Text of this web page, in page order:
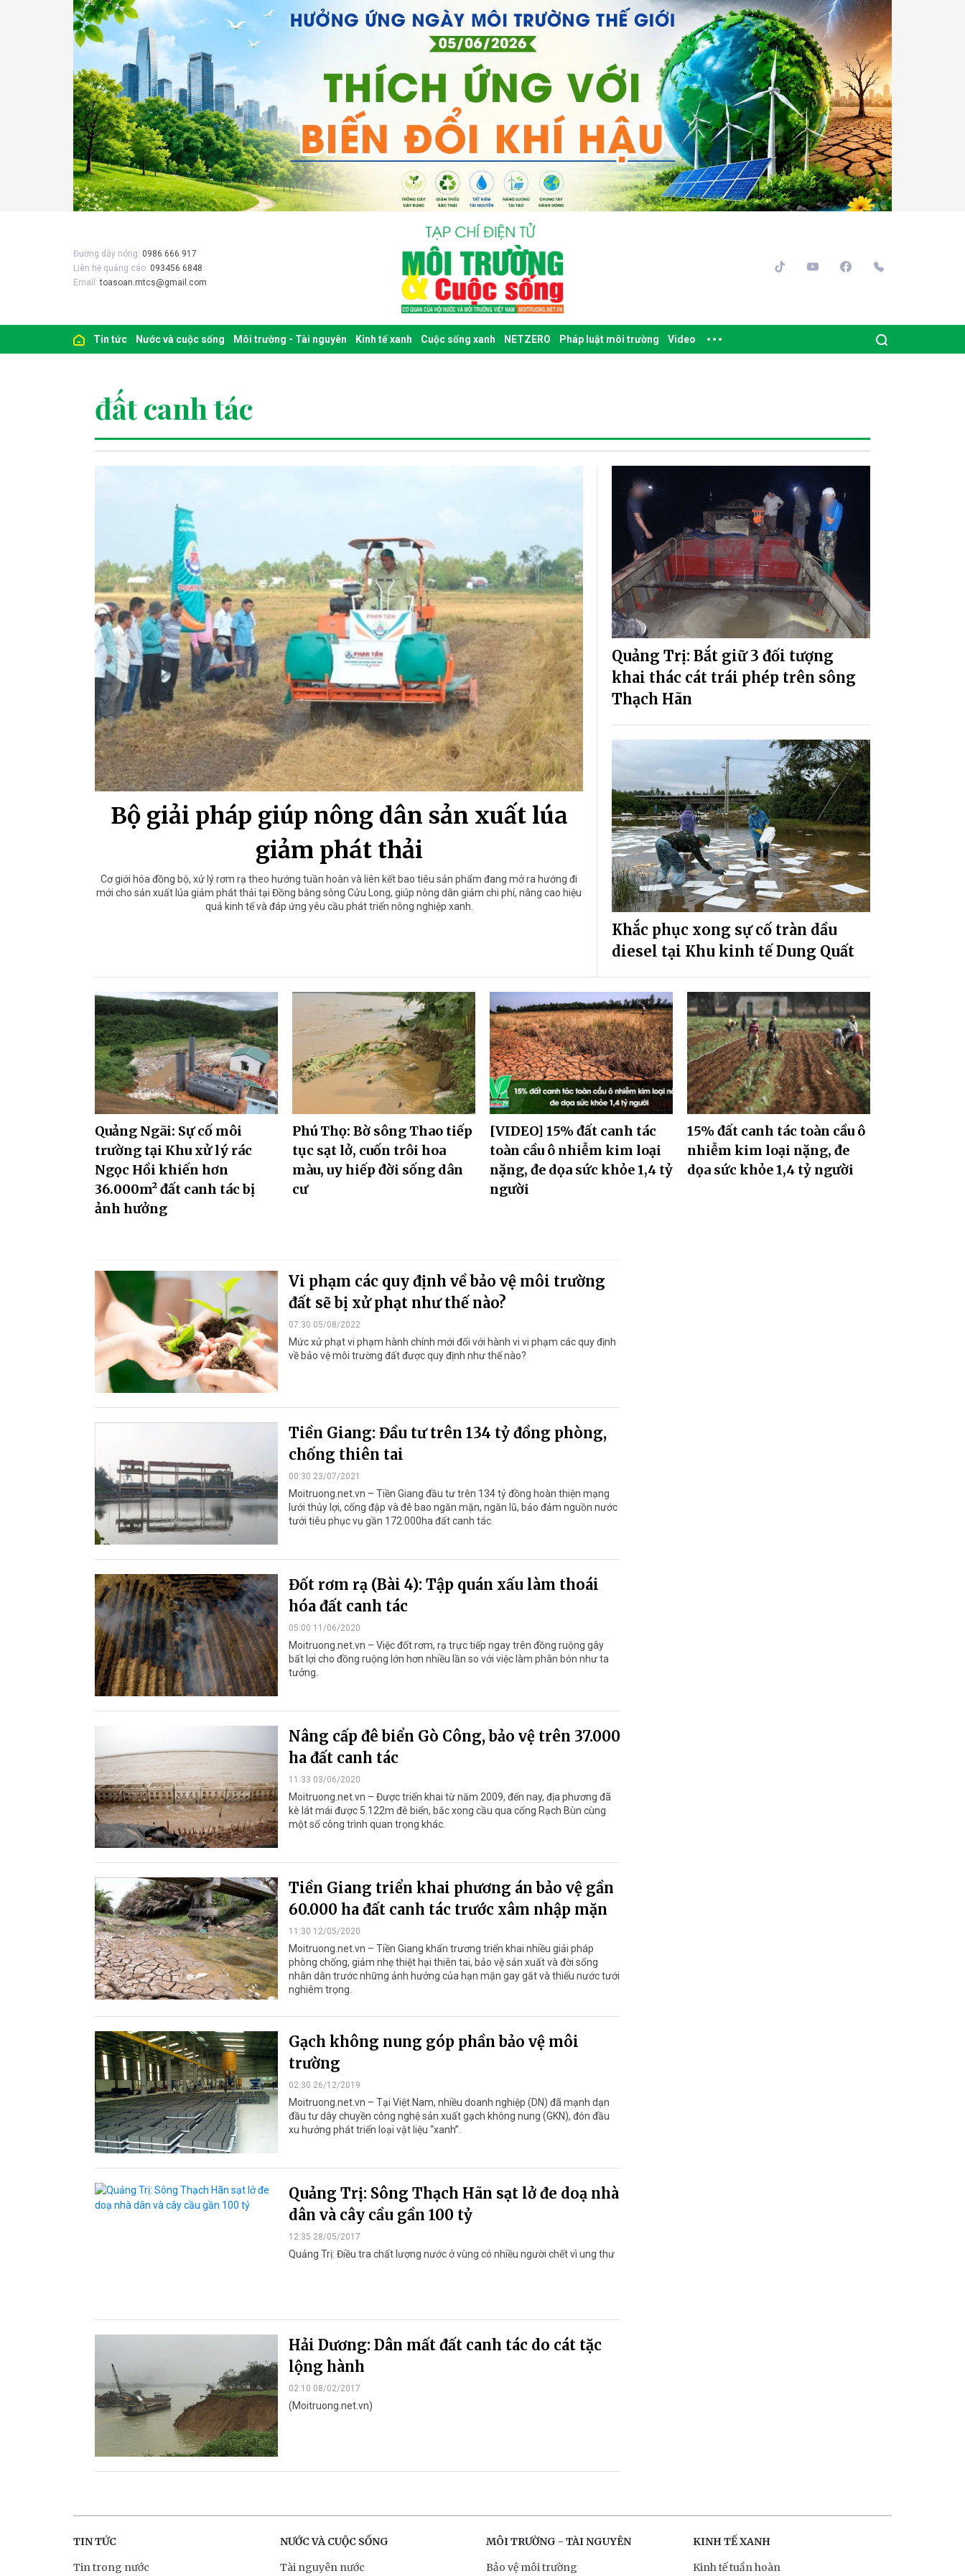
Đường dây nóng: 0986 666 917
Liên hệ quảng cáo: 093456 6848
Email:toasoan.mtcs@gmail.com
Tin tức Nước và cuộc sống Môi trường - Tài nguyên Kinh tế xanh Cuộc sống xanh NETZERO Pháp luật môi trường Video
đất canh tác
Bộ giải pháp giúp nông dân sản xuất lúa
giảm phát thải
Cơ giới hóa đồng bộ, xử lý rơm rạ theo hướng tuần hoàn và liên kết bao tiêu sản phẩm đang mở ra hướng đi
mới cho sản xuất lúa giảm phát thải tại Đồng bằng sông Cửu Long, giúp nông dân giảm chi phí, nâng cao hiệu
quả kinh tế và đáp ứng yêu cầu phát triển nông nghiệp xanh.
Quảng Trị: Bắt giữ 3 đối tượng
khai thác cát trái phép trên sông
Thạch Hãn
Khắc phục xong sự cố tràn dầu
diesel tại Khu kinh tế Dung Quất
Quảng Ngãi: Sự cố môi
trường tại Khu xử lý rác
Ngọc Hồi khiến hơn
36.000m² đất canh tác bị
ảnh hưởng
Phú Thọ: Bờ sông Thao tiếp
tục sạt lở, cuốn trôi hoa
màu, uy hiếp đời sống dân
cư
[VIDEO] 15% đất canh tác
toàn cầu ô nhiễm kim loại
nặng, đe dọa sức khỏe 1,4 tỷ
người
15% đất canh tác toàn cầu ô
nhiễm kim loại nặng, đe
dọa sức khỏe 1,4 tỷ người
Vi phạm các quy định về bảo vệ môi trường
đất sẽ bị xử phạt như thế nào?
07:30 05/08/2022
Mức xử phạt vi phạm hành chính mới đối với hành vi vi phạm các quy định
về bảo vệ môi trường đất được quy định như thế nào?
Tiền Giang: Đầu tư trên 134 tỷ đồng phòng,
chống thiên tai
00:30 23/07/2021
Moitruong.net.vn – Tiền Giang đầu tư trên 134 tỷ đồng hoàn thiện mạng
lưới thủy lợi, cống đập và đê bao ngăn mặn, ngăn lũ, bảo đảm nguồn nước
tưới tiêu phục vụ gần 172.000ha đất canh tác.
Đốt rơm rạ (Bài 4): Tập quán xấu làm thoái
hóa đất canh tác
05:00 11/06/2020
Moitruong.net.vn – Việc đốt rơm, rạ trực tiếp ngay trên đồng ruộng gây
bất lợi cho đồng ruộng lớn hơn nhiều lần so với việc làm phân bón như ta
tưởng.
Nâng cấp đê biển Gò Công, bảo vệ trên 37.000
ha đất canh tác
11:33 03/06/2020
Moitruong.net.vn – Được triển khai từ năm 2009, đến nay, địa phương đã
kè lát mái được 5.122m đê biển, bắc xong cầu qua cống Rạch Bùn cùng
một số công trình quan trọng khác.
Tiền Giang triển khai phương án bảo vệ gần
60.000 ha đất canh tác trước xâm nhập mặn
11:30 12/05/2020
Moitruong.net.vn – Tiền Giang khẩn trương triển khai nhiều giải pháp
phòng chống, giảm nhẹ thiệt hại thiên tai, bảo vệ sản xuất và đời sống
nhân dân trước những ảnh hưởng của hạn mặn gay gắt và thiếu nước tưới
nghiêm trọng.
Gạch không nung góp phần bảo vệ môi
trường
02:30 26/12/2019
Moitruong.net.vn – Tại Việt Nam, nhiều doanh nghiệp (DN) đã mạnh dạn
đầu tư dây chuyền công nghệ sản xuất gạch không nung (GKN), đón đầu
xu hướng phát triển loại vật liệu “xanh”.
Quảng Trị: Sông Thạch Hãn sạt lở đe doạ nhà
dân và cây cầu gần 100 tỷ
12:35 28/05/2017
Quảng Trị: Điều tra chất lượng nước ở vùng có nhiều người chết vì ung thư
Hải Dương: Dân mất đất canh tác do cát tặc
lộng hành
02:10 08/02/2017
(Moitruong.net.vn)
TIN TỨC
Tin trong nước
NƯỚC VÀ CUỘC SỐNG
Tài nguyên nước
MÔI TRƯỜNG - TÀI NGUYÊN
Bảo vệ môi trường
KINH TẾ XANH
Kinh tế tuần hoàn